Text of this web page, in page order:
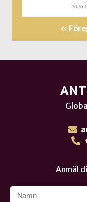
2026-
«
Anmäl